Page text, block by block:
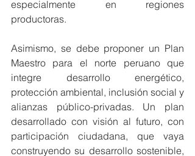
especialmente en regiones
productoras.
Asimismo, se debe proponer un Plan
Maestro para el norte peruano que
integre desarrollo energético,
protección ambiental, inclusión social y
alianzas público-privadas. Un plan
desarrollado con visión al futuro, con
participación ciudadana, que vaya
construyendo su desarrollo sostenible,